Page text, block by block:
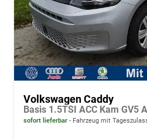
Volkswagen Caddy
Basis 1.5TSI ACC Kam GV5
sofort lieferbar Fahrzeug mit